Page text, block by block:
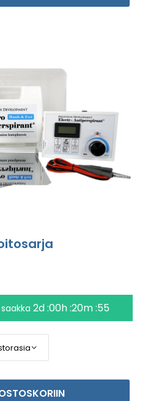
2d :00h :20m :54